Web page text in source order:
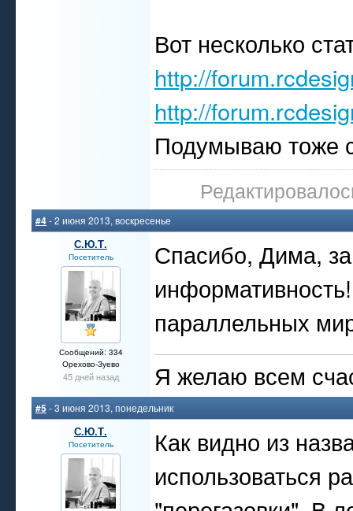
Вот несколько
http://
http://
Подумываю тоже
#4- 2 июня 2013, воскресенье
С.Ю.Т.
Посетитель
Сообщений: 334
Орехово-Зуево
45 дней назад
Спасибо, Дима,
параллельных
Я желаю всем
#5 - 3 июня 2013, понедельник
С.Ю.Т.
Посетитель
Как видно из
использоваться